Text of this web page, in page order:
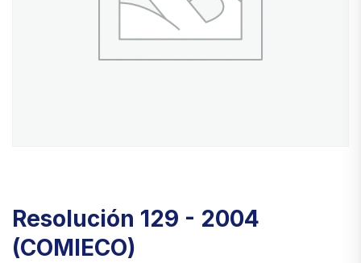
Resolución 129 - 2004
(COMIECO)